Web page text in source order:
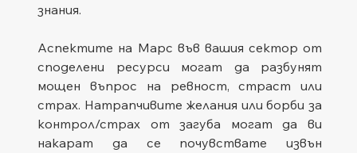
знания.
Аспектите на Марс във вашия сектор от
споделени ресурси могат да разбунят
мощен въпрос на ревност, страст или
страх. Натрапчивите желания или борби за
контрол/страх от загуба могат да ви
накарат да се почувствате извън